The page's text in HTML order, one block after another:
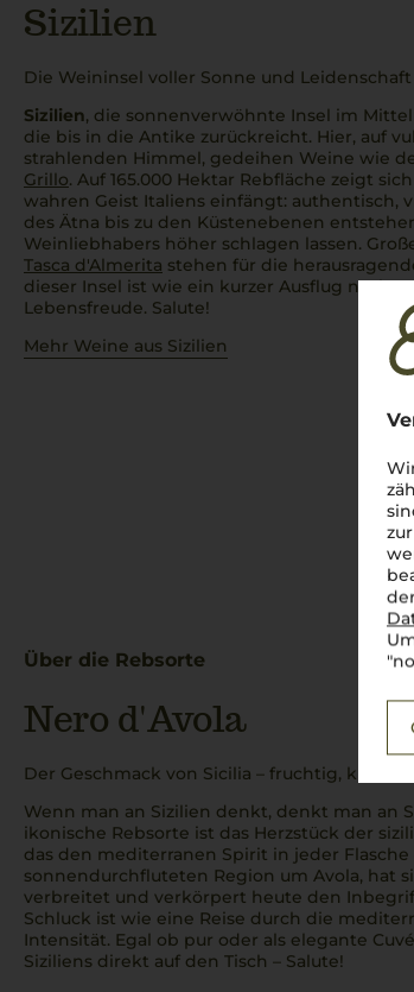
Sizilien
Die Weininsel voller Sonne und Leidenschaft
Sizilien, die sonnenverwöhnte Insel im
die bis in die Antike zurückreicht. Hier, auf
strahlenden Himmel, gedeihen Weine wie
Grillo. Auf 165.000 Hektar Rebfläche zeigt
wahren Geist Italiens einfängt: authentisch,
des Ätna bis zu den Küstenebenen
Weinliebhabers höher schlagen lassen.
Tasca d'Almerita stehen für die
dieser Insel ist wie ein kurzer Ausflug nach
Lebensfreude. Salute!
Mehr Weine aus Sizilien
Über die Rebsorte
Nero d'Avola
Der Geschmack von Sicilia – fruchtig,
Wenn man an Sizilien denkt, denkt man an
ikonische Rebsorte ist das Herzstück der
das den mediterranen Spirit in jeder
sonnendurchfluteten Region um Avola, hat
verbreitet und verkörpert heute den
Schluck ist wie eine Reise durch die
Intensität. Egal ob pur oder als elegante
Siziliens direkt auf den Tisch – Salute!